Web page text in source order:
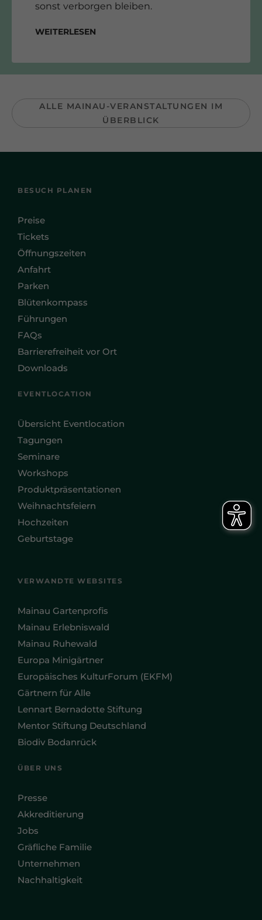
sonst verborgen bleiben.
Weiterlesen
ALLE MAINAU-VERANSTALTUNGEN IM
ÜBERBLICK
BESUCH PLANEN
Preise
Tickets
Öffnungszeiten
Anfahrt
Parken
Blütenkompass
Führungen
FAQs
Barrierefreiheit vor Ort
Downloads
EVENTLOCATION
Übersicht Eventlocation
Tagungen
Seminare
Workshops
Produktpräsentationen
Weihnachtsfeiern
Hochzeiten
Geburtstage
VERWANDTE WEBSITES
Mainau Gartenprofis
Mainau Erlebniswald
Mainau Ruhewald
Europa Minigärtner
Europäisches KulturForum (EKFM)
Gärtnern für Alle
Lennart Bernadotte Stiftung
Mentor Stiftung Deutschland
Biodiv Bodanrück
ÜBER UNS
Presse
Akkreditierung
Jobs
Gräfliche Familie
Unternehmen
Nachhaltigkeit